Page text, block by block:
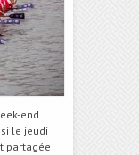
end
le jeudi
partagée